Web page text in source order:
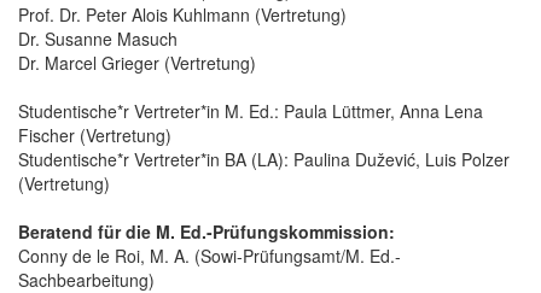
Prof. Dr. Peter Alois Kuhlmann (Vertretung)
Dr. Susanne Masuch
Dr. Marcel Grieger (Vertretung)
Studentische*r Vertreter*in M. Ed.: Paula Lüttmer, Anna Lena
Fischer (Vertretung)
Studentische*r Vertreter*in BA (LA): Paulina Dužević, Luis Polzer
(Vertretung)
Beratend für die M. Ed.-Prüfungskommission:
Conny de le Roi, M. A. (Sowi-Prüfungsamt/M. Ed.-
Sachbearbeitung)